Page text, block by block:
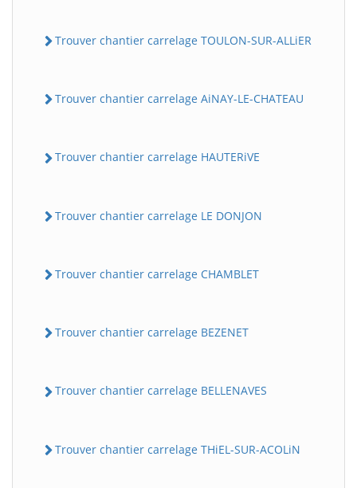
Trouver chantier carrelage TOULON-SUR-ALLiER
Trouver chantier carrelage AiNAY-LE-CHATEAU
Trouver chantier carrelage HAUTERiVE
Trouver chantier carrelage LE DONJON
Trouver chantier carrelage CHAMBLET
Trouver chantier carrelage BEZENET
Trouver chantier carrelage BELLENAVES
Trouver chantier carrelage THiEL-SUR-ACOLiN